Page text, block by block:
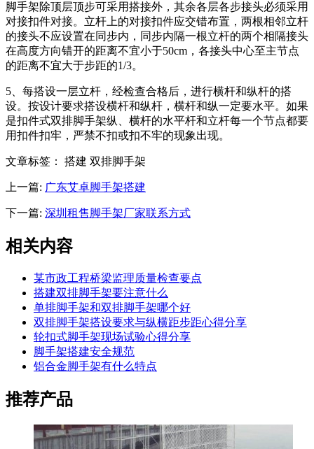
脚手架除顶层顶步可采用搭接外，其余各层各步接头必须采用
对接扣件对接。立杆上的对接扣件应交错布置，两根相邻立杆
的接头不应设置在同步内，同步内隔一根立杆的两个相隔接头
在高度方向错开的距离不宜小于50cm，各接头中心至主节点
的距离不宜大于步距的1/3。
5、每搭设一层立杆，经检查合格后，进行横杆和纵杆的搭
设。按设计要求搭设横杆和纵杆，横杆和纵一定要水平。如果
是扣件式双排脚手架纵、横杆的水平杆和立杆每一个节点都要
用扣件扣牢，严禁不扣或扣不牢的现象出现。
文章标签： 搭建 双排脚手架
上一篇: 广东艾卓脚手架搭建
下一篇: 深圳租售脚手架厂家联系方式
相关内容
某市政工程桥梁监理质量检查要点
搭建双排脚手架要注意什么
单排脚手架和双排脚手架哪个好
双排脚手架搭设要求与纵横距步距心得分享
轮扣式脚手架现场试验心得分享
脚手架搭建安全规范
铝合金脚手架有什么特点
推荐产品